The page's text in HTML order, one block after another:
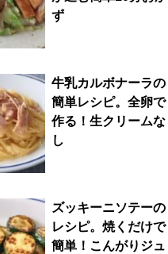
ず
牛乳カルボナーラの
簡単レシピ。全卵で
作る！生クリームな
し
ズッキーニソテーの
レシピ。焼くだけで
簡単！こんがりジュ